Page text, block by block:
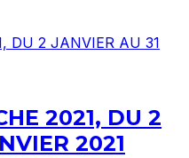
2021, DU 2
2021